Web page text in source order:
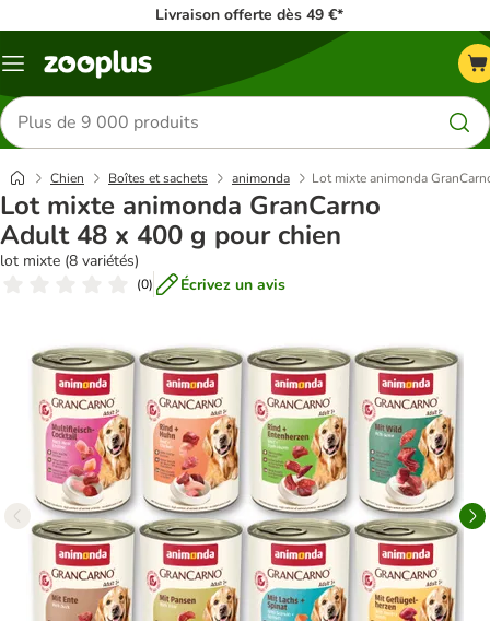
Livraison offerte dès 49 €*
Menu
Rechercher
des
produits
Chien Boîtes et sachets animonda Lot mixte animonda
Lot mixte animonda GranCarno
Adult 48 x 400 g pour chien
lot mixte (8 variétés)
(0) Écrivez un avis